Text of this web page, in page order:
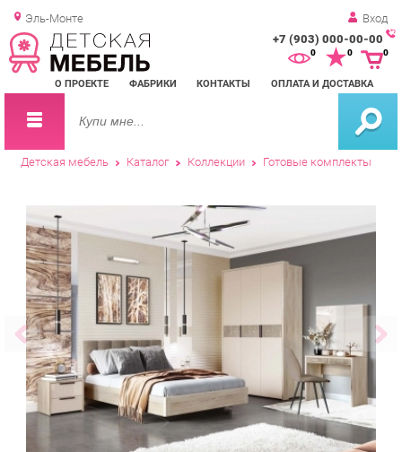
Эль-Монте Вход
+7 (903) 000-00-00
О ПРОЕКТЕ ФАБРИКИ КОНТАКТЫ ОПЛАТА И ДОСТАВКА
0 0
Детская мебель Каталог Коллекции Готовые комплекты